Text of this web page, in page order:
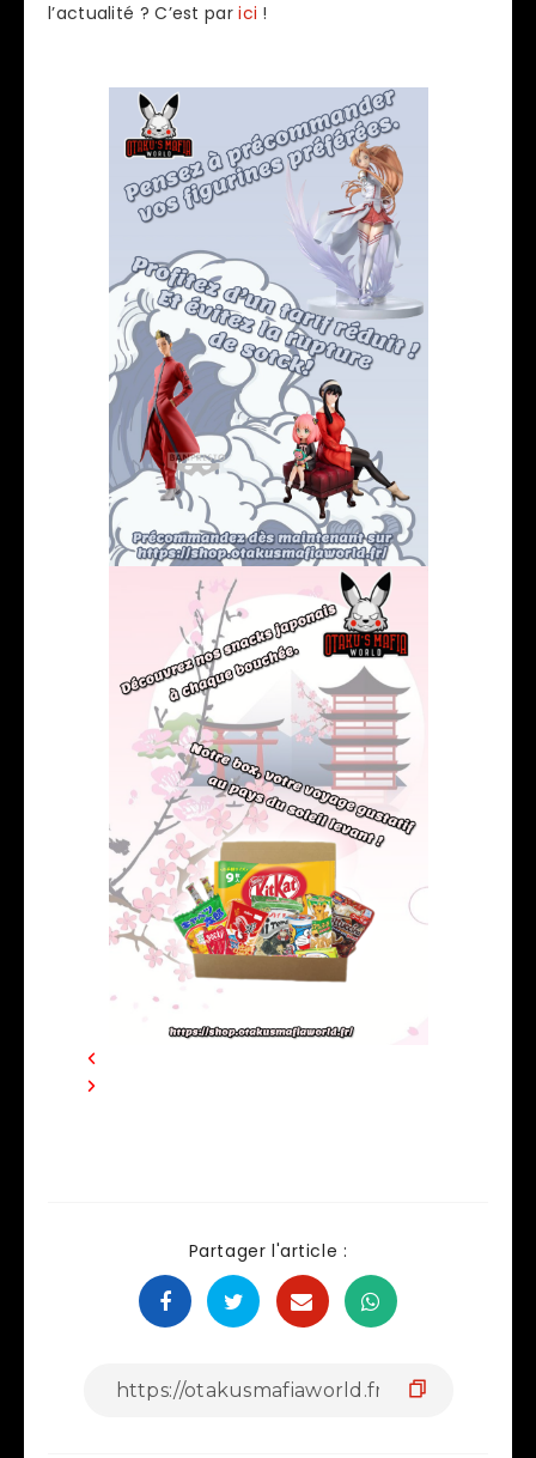
l’actualité ? C’est parici !
Partager l'article :